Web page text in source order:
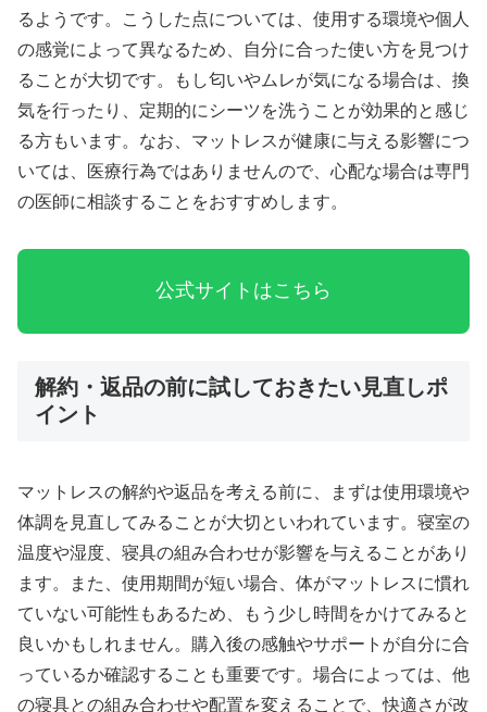
るようです。こうした点については、使用する環境や個人
の感覚によって異なるため、自分に合った使い方を見つけ
ることが大切です。もし匂いやムレが気になる場合は、換
気を行ったり、定期的にシーツを洗うことが効果的と感じ
る方もいます。なお、マットレスが健康に与える影響につ
いては、医療行為ではありませんので、心配な場合は専門
の医師に相談することをおすすめします。
公式サイトはこちら
解約・返品の前に試しておきたい見直しポ
イント
マットレスの解約や返品を考える前に、まずは使用環境や
体調を見直してみることが大切といわれています。寝室の
温度や湿度、寝具の組み合わせが影響を与えることがあり
ます。また、使用期間が短い場合、体がマットレスに慣れ
ていない可能性もあるため、もう少し時間をかけてみると
良いかもしれません。購入後の感触やサポートが自分に合
っているか確認することも重要です。場合によっては、他
の寝具との組み合わせや配置を変えることで、快適さが改